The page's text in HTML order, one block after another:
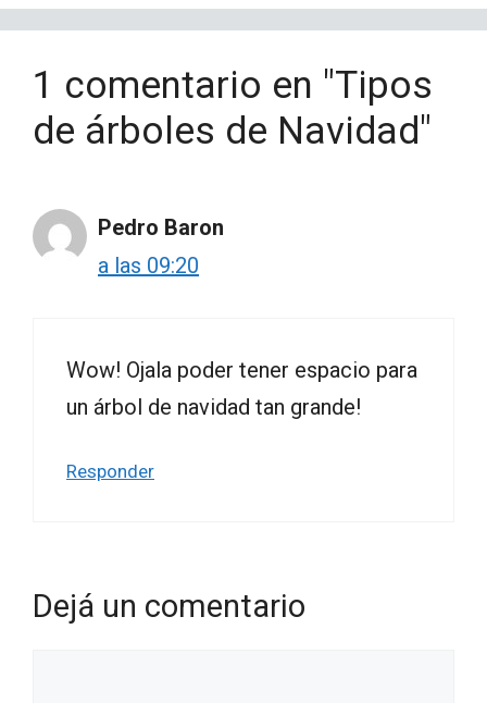
1 comentario en "Tipos
de árboles de Navidad"
Pedro Baron
a las 09:20
Wow! Ojala poder tener espacio para
un árbol de navidad tan grande!
Responder
Dejá un comentario